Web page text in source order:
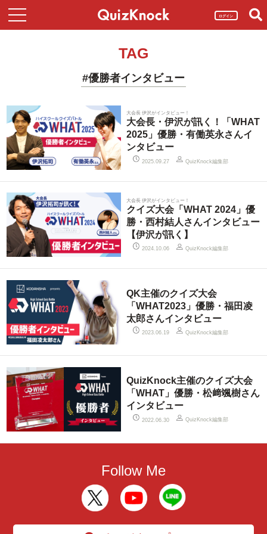
ログイン
TAG
#優勝者インタビュー
大会長 伊沢がインタビュー！
大会長・伊沢が訊く！「WHAT
2025」優勝・有働英永さんイ
ンタビュー
2025.09.27 QuizKnock編集部
大会長 伊沢がインタビュー！
クイズ大会「WHAT 2024」優
勝・西村結人さんインタビュー
【伊沢が訊く】
2024.10.06 QuizKnock編集部
QK主催のクイズ大会
「WHAT2023」優勝・福田凌
太郎さんインタビュー
2023.06.19 QuizKnock編集部
QuizKnock主催のクイズ大会
「WHAT」優勝・松﨑颯樹さん
インタビュー
2022.06.30 QuizKnock編集部
Follow Me